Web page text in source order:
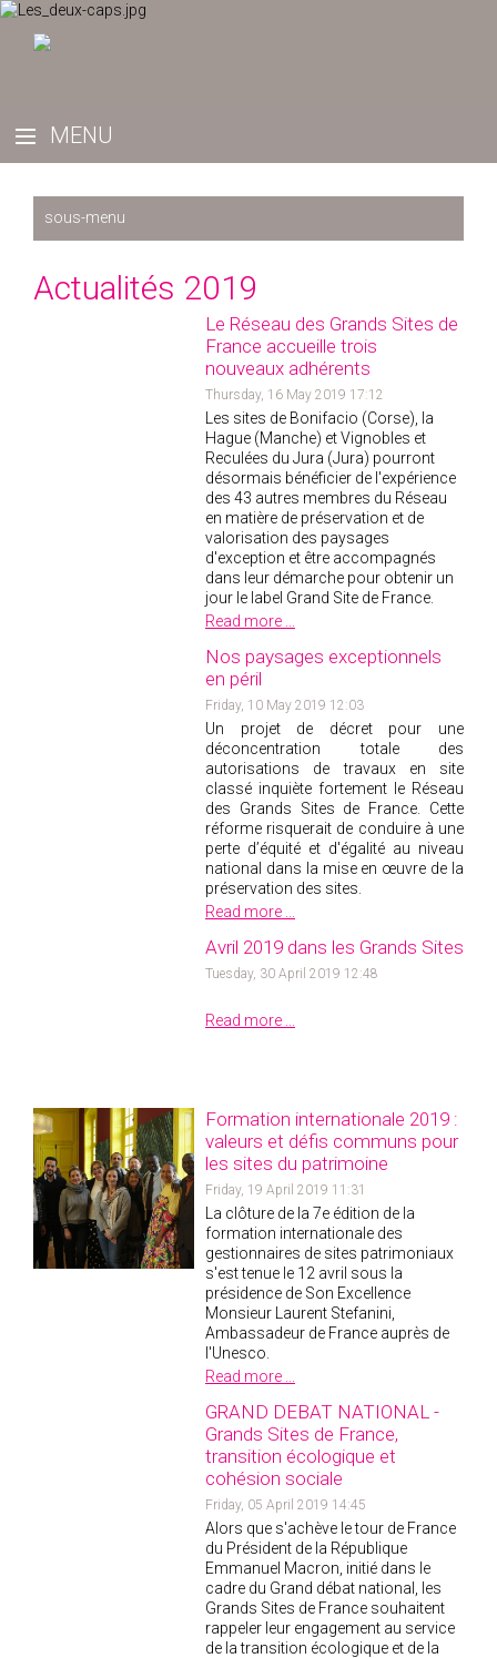
2025
Actualités 2019
Le Réseau des Grands Sites de
France accueille trois
nouveaux adhérents
Thursday, 16 May 2019 17:12
Les sites de Bonifacio (Corse), la
Hague (Manche) et Vignobles et
Reculées du Jura (Jura) pourront
désormais bénéficier de l'expérience
des 43 autres membres du Réseau
en matière de préservation et de
valorisation des paysages
d'exception et être accompagnés
dans leur démarche pour obtenir un
jour le label Grand Site de France.
Read more ...
Nos paysages exceptionnels
en péril
Friday, 10 May 2019 12:03
Un projet de décret pour une
déconcentration totale des
autorisations de travaux en site
classé inquiète fortement le Réseau
des Grands Sites de France. Cette
réforme risquerait de conduire à une
perte d’équité et d'égalité au niveau
national dans la mise en œuvre de la
préservation des sites.
Read more ...
Avril 2019 dans les Grands Sites
Tuesday, 30 April 2019 12:48
Read more ...
Formation internationale 2019 :
valeurs et défis communs pour
les sites du patrimoine
Friday, 19 April 2019 11:31
La clôture de la 7e édition de la
formation internationale des
gestionnaires de sites patrimoniaux
s'est tenue le 12 avril sous la
présidence de Son Excellence
Monsieur Laurent Stefanini,
Ambassadeur de France auprès de
l'Unesco.
Read more ...
GRAND DEBAT NATIONAL -
Grands Sites de France,
transition écologique et
cohésion sociale
Friday, 05 April 2019 14:45
Alors que s'achève le tour de France
du Président de la République
Emmanuel Macron, initié dans le
cadre du Grand débat national, les
Grands Sites de France souhaitent
rappeler leur engagement au service
de la transition écologique et de la